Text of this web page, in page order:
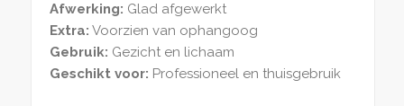
Afwerking: Glad afgewerkt
Extra: Voorzien van ophangoog
Gebruik: Gezicht en lichaam
Geschikt voor: Professioneel en thuisgebruik